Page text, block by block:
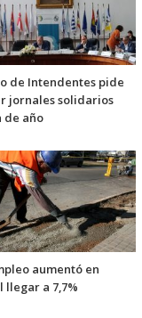
de Intendentes pide
jornales solidarios
de año
aumentó en
llegar a 7,7%